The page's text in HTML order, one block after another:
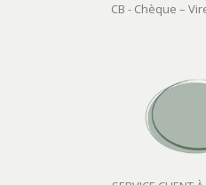
CB - Chèque –